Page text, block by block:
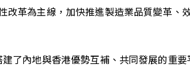
革為主線，加快推進製造業品質變革
了內地與香港優勢互補、共同發展的重